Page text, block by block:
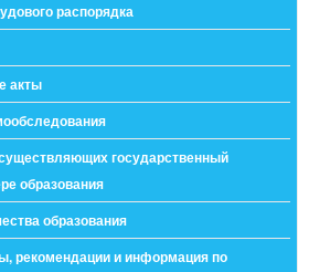
распорядка
акты
государственный
образования
образования
рекомендации и информация по